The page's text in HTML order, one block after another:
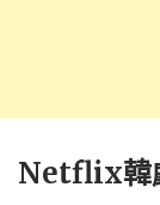
Netflix韓